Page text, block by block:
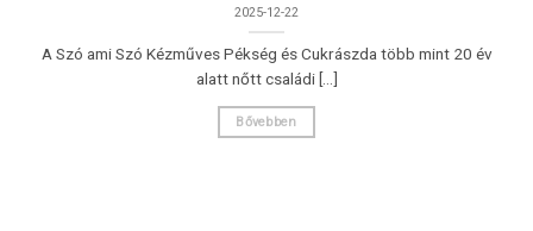
2025-12-22
A Szó ami Szó Kézműves Pékség és Cukrászda több mint 20 év
alatt nőtt családi [...]
Bővebben